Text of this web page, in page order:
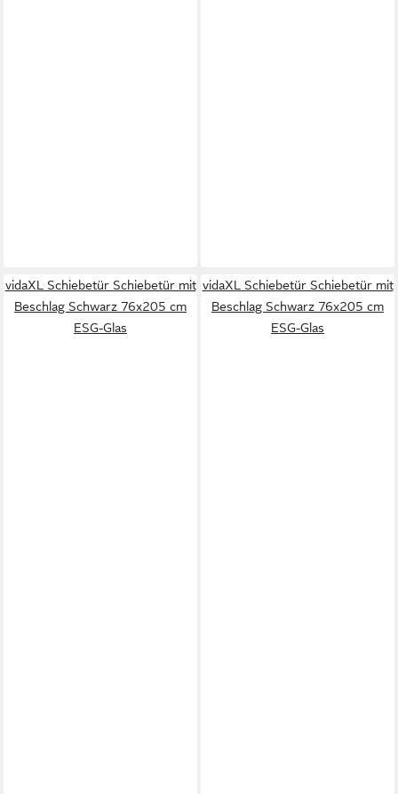
vidaXL Schiebetür Schiebetür mit
Beschlag Schwarz 76x205 cm
ESG-Glas
vidaXL Schiebetür Schiebetür mit
Beschlag Schwarz 76x205 cm
ESG-Glas